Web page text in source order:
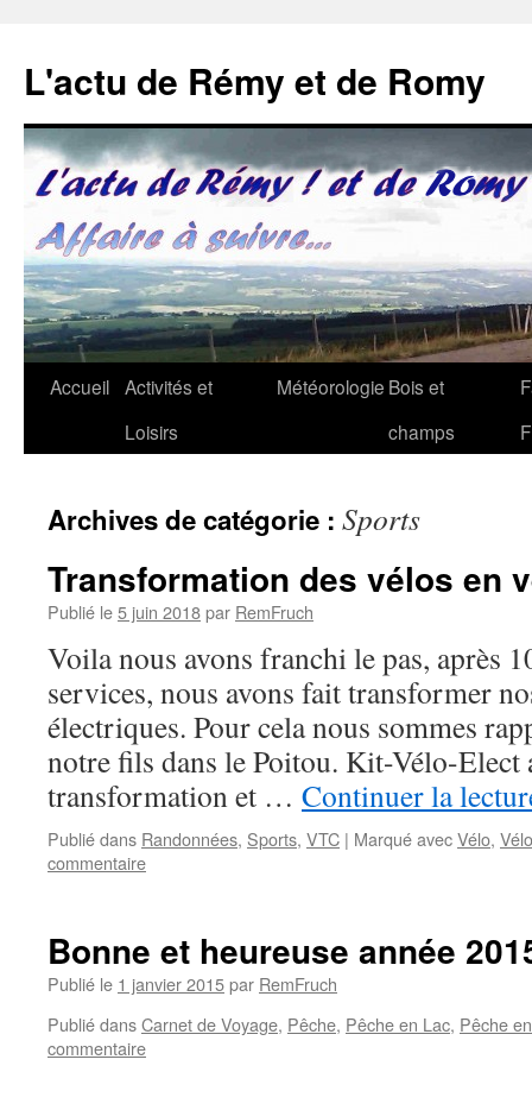
contenu
L'actu de Rémy et de Romy
Accueil Activités et
Loisirs
Météorologie Bois et
champs
Archives de catégorie : Sports
Transformation des vélos en
Publié le5 juin 2018par RemFruch
Voila nous avons franchi le pas, après
services, nous avons fait transformer
électriques. Pour cela nous sommes
notre fils dans le Poitou. Kit-Vélo-Elect
transformation et … Continuer la
Publié dans Randonnées, Sports, VTC | Marqué avecVélo,
commentaire
Bonne et heureuse année
Publié le 1 janvier 2015par RemFruch
Publié dansCarnet de Voyage, Pêche, Pêche en Lac, Pêche
commentaire